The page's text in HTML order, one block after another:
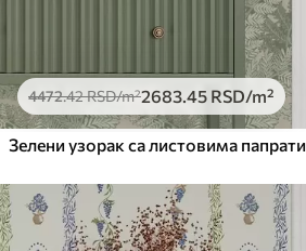
4472.42RSD/m²2683.45 RSD/m²
Зелени узорак са листовима папрати